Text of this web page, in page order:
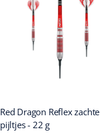
Red Dragon Reflex zachte
pijltjes - 22 g